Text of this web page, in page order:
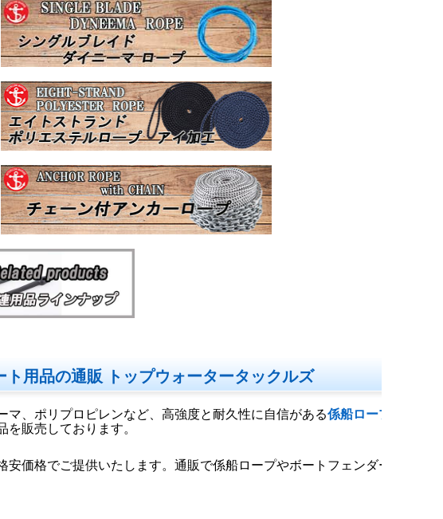
用品の通販 トップウォータータックルズ
マ、ポリプロピレンなど、高強度と耐久性に自信がある係船ロープ
を販売しております。
価格でご提供いたします。通販で係船ロープやボートフェンダー